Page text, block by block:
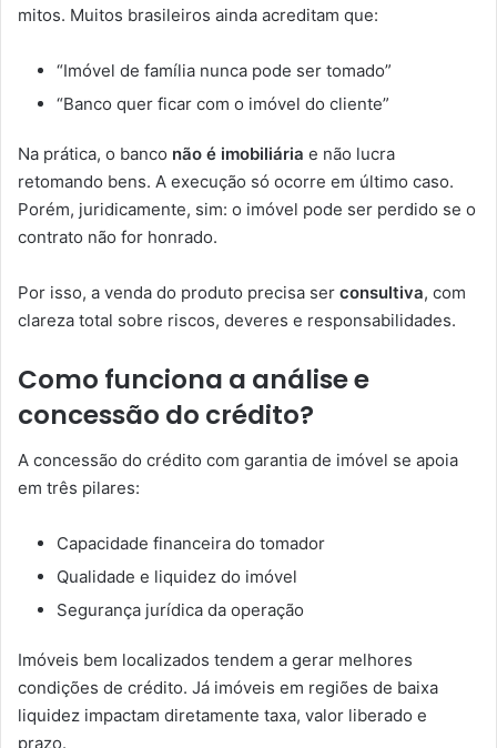
mitos. Muitos brasileiros ainda acreditam que:
“Imóvel de família nunca pode ser tomado”
“Banco quer ficar com o imóvel do cliente”
Na prática, o banco não é imobiliária e não lucra
retomando bens. A execução só ocorre em último caso.
Porém, juridicamente, sim: o imóvel pode ser perdido se o
contrato não for honrado.
Por isso, a venda do produto precisa ser consultiva, com
clareza total sobre riscos, deveres e responsabilidades.
Como funciona a análise e
concessão do crédito?
A concessão do crédito com garantia de imóvel se apoia
em três pilares:
Capacidade financeira do tomador
Qualidade e liquidez do imóvel
Segurança jurídica da operação
Imóveis bem localizados tendem a gerar melhores
condições de crédito. Já imóveis em regiões de baixa
liquidez impactam diretamente taxa, valor liberado e
prazo.